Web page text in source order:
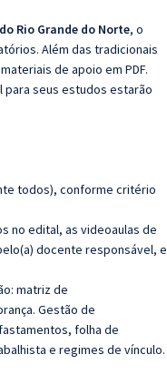
Rio Grande do Norte, o
Além das tradicionais
de apoio em PDF.
para seus estudos estarão
todos), conforme critério
no edital, as videoaulas de
docente responsável, e
matriz de
Gestão de
folha de
e regimes de vínculo.